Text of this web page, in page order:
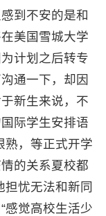
到不安的是和
美国雪城大学
计划之后转专
通一下，却因
新生来说，不
际学生安排语
熟，等正式开学
的关系夏校都
担忧无法和新同
感觉高校生活少